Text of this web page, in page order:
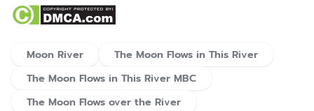
Moon River
The Moon Flows in This River
The Moon Flows in This River MBC
The Moon Flows over the River